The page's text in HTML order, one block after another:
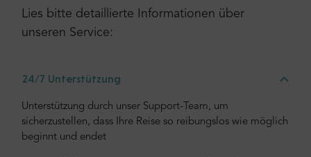
Lies bitte detaillierte Informationen über
unseren Service:
24/7 Unterstützung
Unterstützung durch unser Support-Team, um
sicherzustellen, dass Ihre Reise so reibungslos wie möglich
beginnt und endet